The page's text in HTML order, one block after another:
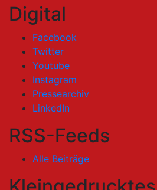
Digital
Facebook
Twitter
Youtube
Instagram
Pressearchiv
LinkedIn
RSS-Feeds
Alle Beiträge